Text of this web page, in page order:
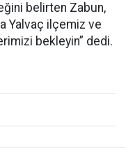
belirten Zabun,
Yalvaç ilçemiz ve
bekleyin” dedi.